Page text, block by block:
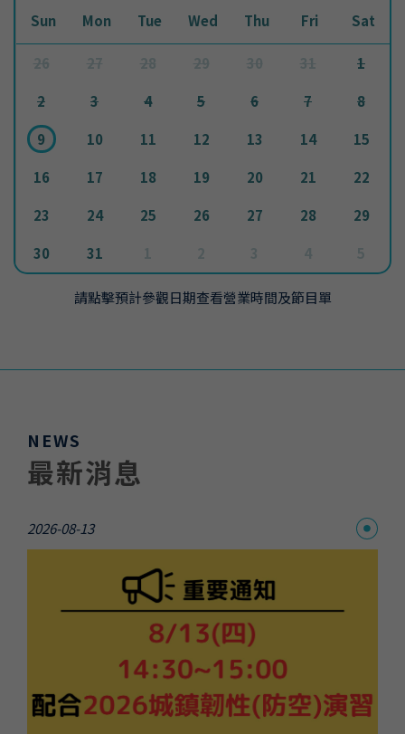
Sun Mon Tue Wed Thu Fri Sat
26 27 28 29 30 31
1
2
3 4 5 6 7
8
9
10 11 12 13 14
15
16
17 18 19 20 21
22
23
24 25 26 27 28
29
30
31 1 2 3 4 5
請點擊預計參觀日期查看營業時間及節目單
NEWS
最新消息
2026-08-13